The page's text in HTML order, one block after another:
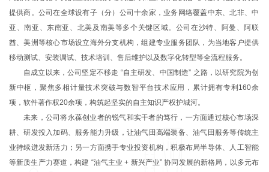
提供商。 公司在全球设有子（分）公司十余家，业务网络覆盖中东、北非、中
亚、南亚、东南亚、北美及南美等多个关键区域。 公司在沙特、阿曼、阿联
酋、美洲等核心市场设立海外分支机构，组建专业服务团队，为当地客户提供
移动测试、安装调试、技术培训、售后维护以及数字化转型等全流程服务。
自成立以来，公司坚定不移走 “自主研发、中国制造” 之路，以研究院为创
新中枢，聚焦多相计量技术突破与数智平台技术应用，累计拥有专利160余
项，软件著作权20余项，构筑起坚实的自主知识产权护城河。
未来，公司将永葆创业者的锐气和实干者的笃行，一方面通过核心市场深
耕、研发投入加码、服务能力升级，让油气田高端装备、油气田服务等传统主
业持续迸发新活力；另一方面携手专业投资机构，积极布局半导体、人工智能
等新质生产力赛道，构建 “油气主业 + 新兴产业” 协同发展的新格局，以多元布